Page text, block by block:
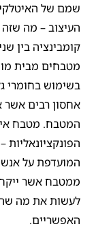
שמם של
העיצוב – מה
קומבינציה בין
מטבחים מבית
בשימוש בחומרי
אחסון רבים אשר
המטבח. מטבח
המועדפת על
ממטבח אשר
לעשות את מה
האפשריים.